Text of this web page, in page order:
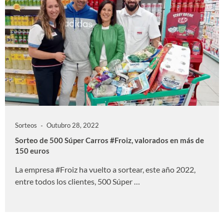
Sorteos Outubro 28, 2022
Sorteo de 500 Súper Carros #Froiz, valorados en más de
150 euros
La empresa #Froiz ha vuelto a sortear, este año 2022,
entre todos los clientes, 500 Súper …